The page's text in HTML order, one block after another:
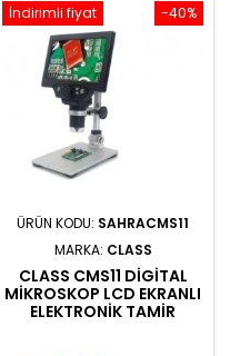
-40%
İndirimli fiyat
ÜRÜN KODU: SAHRACMS11
MARKA: CLASS
CLASS CMS11 DIGITAL
MIKROSKOP LCD EKRANLI
ELEKTRONIK TAMIR